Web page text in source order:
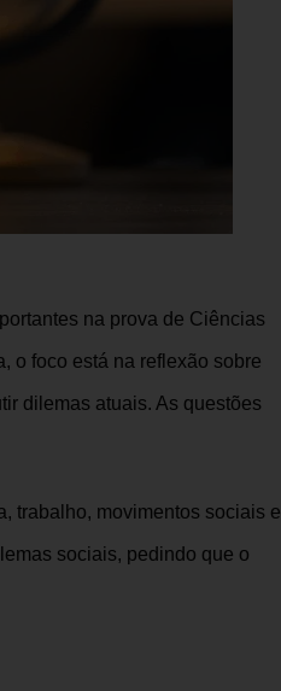
na prova de Ciências
o foco está na reflexão sobre
dilemas atuais. As questões
trabalho, movimentos sociais e
sociais, pedindo que o